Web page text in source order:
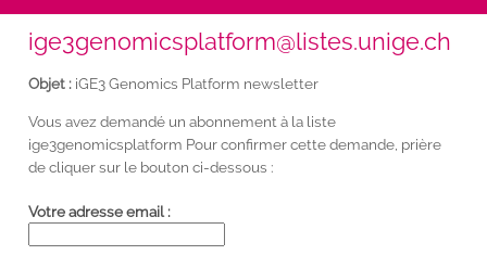
ige3genomicsplatform@listes.unige.ch
Objet : iGE3 Genomics Platform newsletter
Vous avez demandé un abonnement à la liste
ige3genomicsplatform Pour confirmer cette demande, prière
de cliquer sur le bouton ci-dessous :
Votre adresse email :